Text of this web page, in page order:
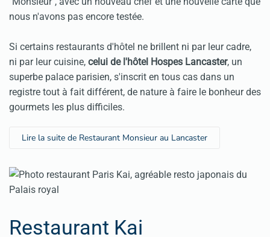
nous n'avons pas encore testée.
Si certains restaurants d'hôtel ne brillent ni par leur cadre,
ni par leur cuisine, celui de l'hôtel Hospes Lancaster, un
superbe palace parisien, s'inscrit en tous cas dans un
registre tout à fait différent, de nature à faire le bonheur des
gourmets les plus difficiles.
Lire la suite de Restaurant Monsieur au Lancaster
Restaurant Kai